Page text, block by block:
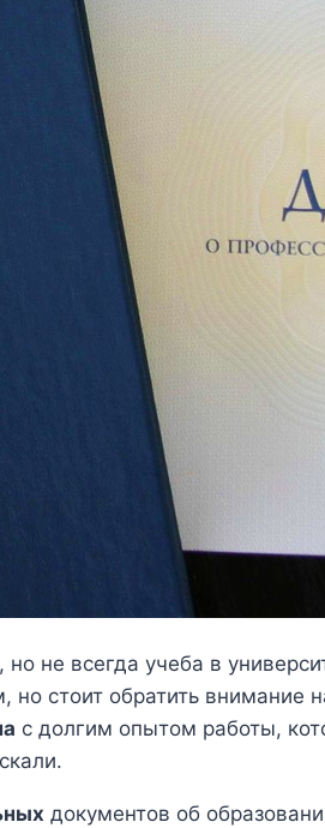
не всегда учеба в
стоит обратить внимание
с долгим опытом работы,
документов об